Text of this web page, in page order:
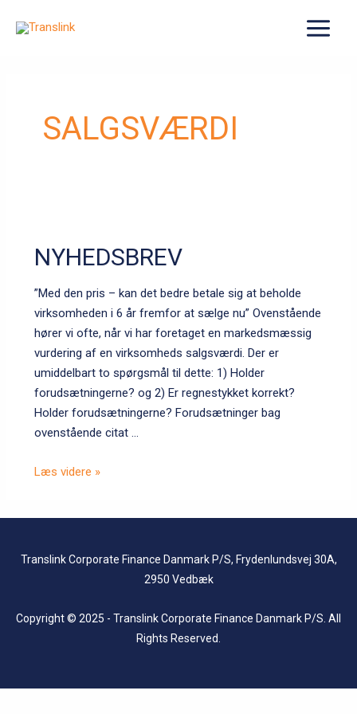
MAIN
SALGSVÆRDI
NYHEDSBREV
”Med den pris – kan det bedre betale sig at beholde
virksomheden i 6 år fremfor at sælge nu” Ovenstående
hører vi ofte, når vi har foretaget en markedsmæssig
vurdering af en virksomheds salgsværdi. Der er
umiddelbart to spørgsmål til dette: 1) Holder
forudsætningerne? og 2) Er regnestykket korrekt?
Holder forudsætningerne? Forudsætninger bag
ovenstående citat …
Nyhedsbrev
Læs videre »
Translink Corporate Finance Danmark P/S, Frydenlundsvej 30A,
2950 Vedbæk
Copyright © 2025 - Translink Corporate Finance Danmark P/S. All
Rights Reserved.